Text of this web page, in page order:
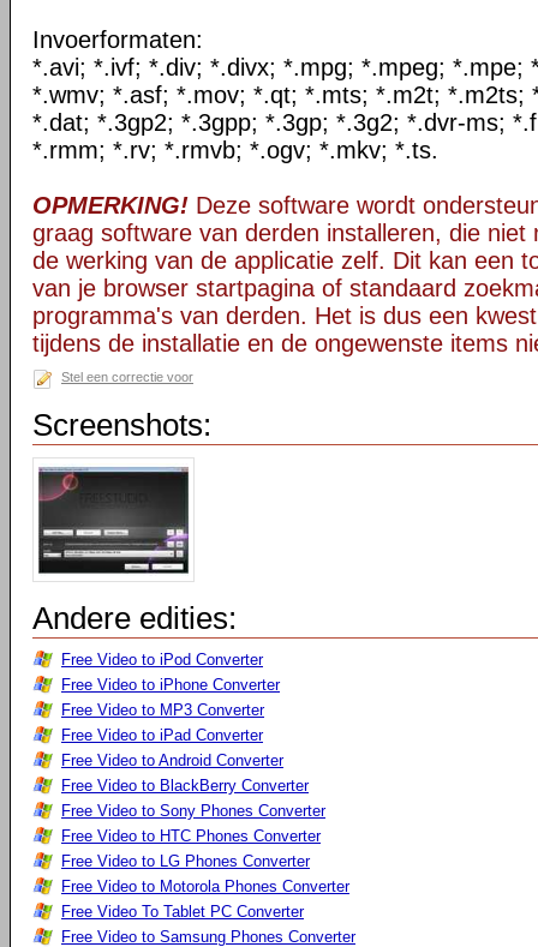
Invoerformaten:
*.avi; *.ivf; *.div; *.divx; *.mpg; *.mpeg; *.mpe;
*.wmv; *.asf; *.mov; *.qt; *.mts; *.m2t; *.m2ts;
*.dat; *.3gp2; *.3gpp; *.3gp; *.3g2; *.dvr-ms;
*.rmm; *.rv; *.rmvb; *.ogv; *.mkv; *.ts.
OPMERKING! Deze software wordt
graag software van derden installeren, die niet
de werking van de applicatie zelf. Dit kan een
van je browser startpagina of standaard
programma's van derden. Het is dus een
tijdens de installatie en de ongewenste items
Stel een correctie voor
Screenshots:
Andere edities:
Free Video to iPod Converter
Free Video to iPhone Converter
Free Video to MP3 Converter
Free Video to iPad Converter
Free Video to Android Converter
Free Video to BlackBerry Converter
Free Video to Sony Phones Converter
Free Video to HTC Phones Converter
Free Video to LG Phones Converter
Free Video to Motorola Phones Converter
Free Video To Tablet PC Converter
Free Video to Samsung Phones Converter